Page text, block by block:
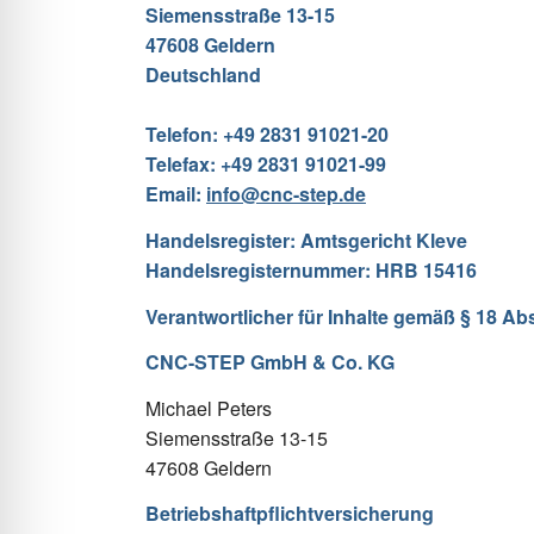
Siemensstraße 13-15
47608 Geldern
Deutschland
Telefon: +49 2831 91021-20
Telefax: +49 2831 91021-99
Email: info@cnc-step.de
Handelsregister: Amtsgericht Kleve
Handelsregisternummer: HRB 15416
Verantwortlicher für Inhalte gemäß § 18
CNC-STEP GmbH & Co. KG
Michael Peters
Siemensstraße 13-15
47608 Geldern
Betriebshaftpflichtversicherung